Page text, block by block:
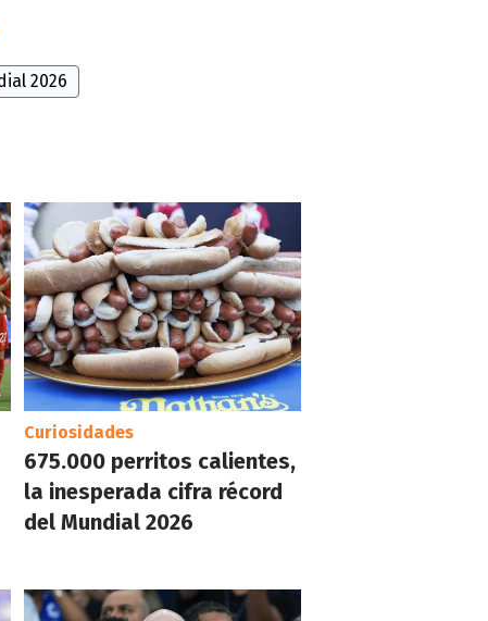
2026
Curiosidades
675.000 perritos calientes,
la inesperada cifra récord
del Mundial 2026